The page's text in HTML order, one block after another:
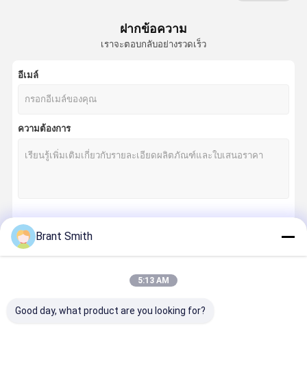
ฝากข้อความ
เราจะตอบกลับอย่างรวดเร็ว
อีเมล์
ความต้องการ
Brant Smith
5:13 AM
Good day, what product are you looking for?